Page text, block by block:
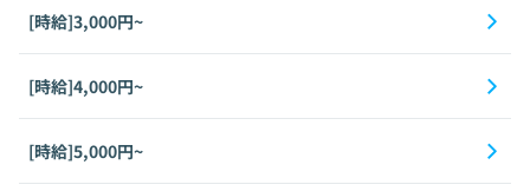
[時給]3,000円~
[時給]4,000円~
[時給]5,000円~